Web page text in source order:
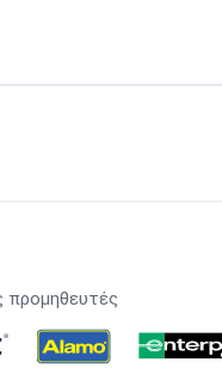
προμηθευτές